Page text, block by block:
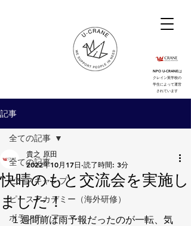
NPO U-CRANEは
クレイン英学校の
学生によって運営
されています
記事
全ての記事
ピースキャンプ
ピースアカデミー（海外研修）
ボランティア
全ての記事
快晴のもと交流会を実施し
ました！
貴之 原田
2022年10月17日 読了時間: 3分
１週間前は雨予報だったのが一転、気